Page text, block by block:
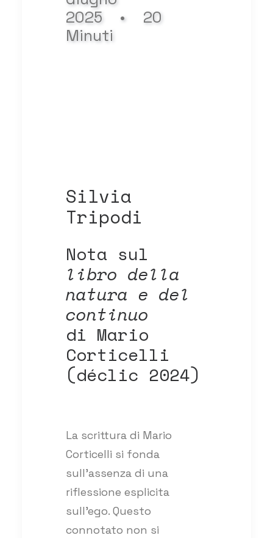
2025
•
20
Minuti
Silvia
Tripodi
Nota sul
libro della
natura e del
continuo
di Mario
Corticelli
(déclic 2024)
La scrittura di Mario
Corticelli si fonda
sull’assenza di una
riflessione esplicita
sull’ego. Questo
connotato non si